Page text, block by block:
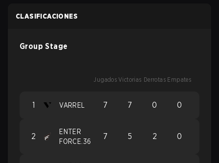
CLASIFICACIONES
Group Stage
Jugados Victorias Derrotas Empates
1 VARREL 7 7 0 0
2
ENTER
FORCE.36
7 5 2 0